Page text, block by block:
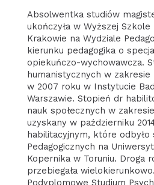
Absolwentka studiów
ukończyła w Wyższej Szkole
Krakowie na Wydziale
kierunku pedagogika o
opiekuńczo-wychowawcza.
humanistycznych w zakresie
w 2007 roku w Instytucie
Warszawie. Stopień dr
nauk społecznych w
uzyskany w październiku
habilitacyjnym, które odbyło
Pedagogicznych na
Kopernika w Toruniu. Droga
przebiegała
Podyplomowe Studium